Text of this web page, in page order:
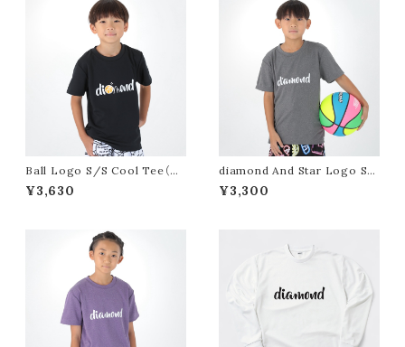
Ball Logo S/S Cool Tee（Bl
ack）
¥3,630
diamond And Star Logo S/
S Cool Tee（Mix Gray）
¥3,300